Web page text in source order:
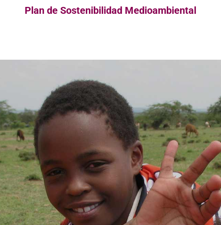
Plan de Sostenibilidad Medioambiental